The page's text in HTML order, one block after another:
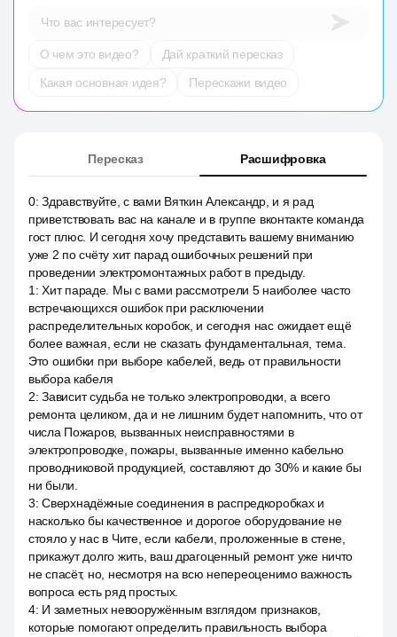
Что вас интересует?
О чем это видео?
Дай краткий пересказ
Какая основная идея?
Перескажи видео
Пересказ Расшифровка
0:Здравствуйте, с вами Вяткин Александр, и я рад
приветствовать вас на канале и в группе вконтакте команда
гост плюс. И сегодня хочу представить вашему вниманию
уже 2 по счёту хит парад ошибочных решений при
проведении электромонтажных работ в предыду.
1 :Хит параде. Мы с вами рассмотрели 5 наиболее часто
встречающихся ошибок при расключении
распределительных коробок, и сегодня нас ожидает ещё
более важная, если не сказать фундаментальная, тема.
Это ошибки при выборе кабелей, ведь от правильности
выбора кабеля
2:Зависит судьба не только электропроводки, а всего
ремонта целиком, да и не лишним будет напомнить, что от
числа Пожаров, вызванных неисправностями в
электропроводке, пожары, вызванные именно кабельно
проводниковой продукцией, составляют до 30% и какие бы
ни были.
3:Сверхнадёжные соединения в распредкоробках и
насколько бы качественное и дорогое оборудование не
стояло у нас в Чите, если кабели, проложенные в стене,
прикажут долго жить, ваш драгоценный ремонт уже ничто
не спасёт, но, несмотря на всю непереоценимо важность
вопроса есть ряд простых.
4: И заметных невооружённым взглядом признаков,
которые помогают определить правильность выбора